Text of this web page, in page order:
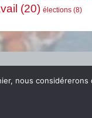
(20) élections (8)
nous